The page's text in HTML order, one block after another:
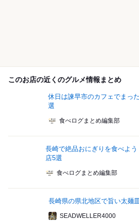
このお店の近くのグルメ情報まとめ
休日は諫早市のカフェでまっ
選
食べログまとめ編集部
長崎で絶品おにぎりを食べよ
店5選
食べログまとめ編集部
長崎県の県北地区で旨い太麺
SEADWELLER4000